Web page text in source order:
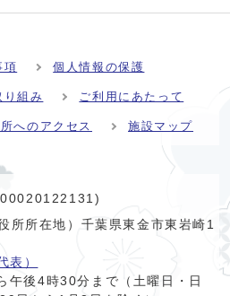
項 個人情報の保護
り組み ご利用にあたって
へのアクセス 施設マップ
所在地）千葉県東金市東岩崎1
）
午後4時30分まで（土曜日・日